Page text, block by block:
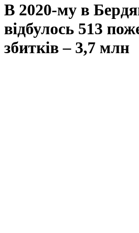
В 2020-му в
відбулось 513
збитків – 3,7 млн